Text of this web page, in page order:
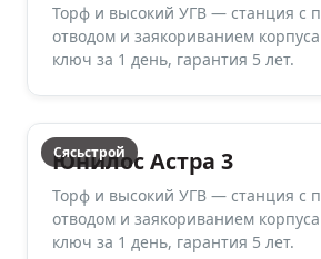
Торф и высокий УГВ — станция с
отводом и заякориванием
ключ за 1 день, гарантия 5 лет.
Сясьстрой
Юнилос Астра 3
Торф и высокий УГВ — станция с
отводом и заякориванием
ключ за 1 день, гарантия 5 лет.